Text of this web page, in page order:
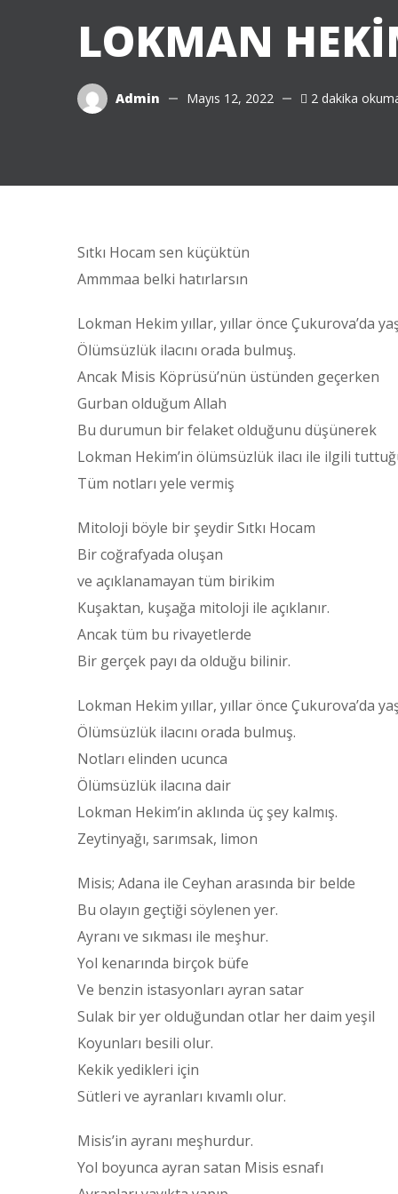
LOKMAN
Admin Mayıs 12, 2022 2 dakika
Sıtkı Hocam sen küçüktün
Ammmaa belki hatırlarsın
Lokman Hekim yıllar, yıllar önce Çukurova’da
Ölümsüzlük ilacını orada bulmuş.
Ancak Misis Köprüsü’nün üstünden geçerken
Gurban olduğum Allah
Bu durumun bir felaket olduğunu düşünerek
Lokman Hekim’in ölümsüzlük ilacı ile ilgili
Tüm notları yele vermiş
Mitoloji böyle bir şeydir Sıtkı Hocam
Bir coğrafyada oluşan
ve açıklanamayan tüm birikim
Kuşaktan, kuşağa mitoloji ile açıklanır.
Ancak tüm bu rivayetlerde
Bir gerçek payı da olduğu bilinir.
Lokman Hekim yıllar, yıllar önce Çukurova’da
Ölümsüzlük ilacını orada bulmuş.
Notları elinden ucunca
Ölümsüzlük ilacına dair
Lokman Hekim’in aklında üç şey kalmış.
Zeytinyağı, sarımsak, limon
Misis; Adana ile Ceyhan arasında bir belde
Bu olayın geçtiği söylenen yer.
Ayranı ve sıkması ile meşhur.
Yol kenarında birçok büfe
Ve benzin istasyonları ayran satar
Sulak bir yer olduğundan otlar her daim yeşil
Koyunları besili olur.
Kekik yedikleri için
Sütleri ve ayranları kıvamlı olur.
Misis’in ayranı meşhurdur.
Yol boyunca ayran satan Misis esnafı